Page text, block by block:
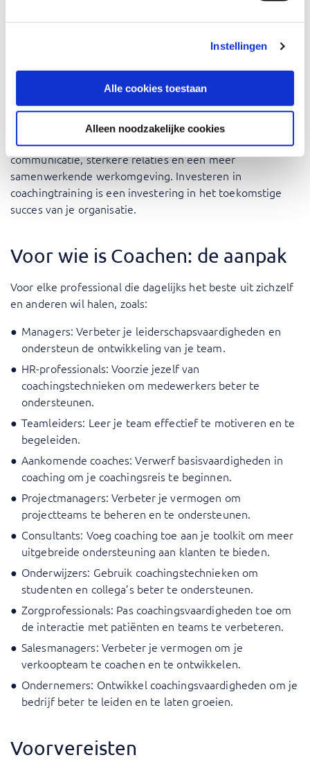
Instellingen
Alle cookies toestaan
Alleen noodzakelijke cookies
coachingsvaardigheden die niet alleen je professionele
ontwikkeling ten goede komen, maar ook bijdragen aan
het opbouwen van een cultuur van continue verbetering
en zelfredzaamheid onder medewerkers. Het stelt hen in
staat om zelfstandig uitdagingen aan te pakken, wat leidt
tot verhoogde productiviteit en werktevredenheid.
Bovendien bevordert effectieve coaching betere
communicatie, sterkere relaties en een meer
samenwerkende werkomgeving. Investeren in
coachingtraining is een investering in het toekomstige
succes van je organisatie.
Voor wie is Coachen: de aanpak
Voor elke professional die dagelijks het beste uit zichzelf
en anderen wil halen, zoals:
Managers: Verbeter je leiderschapsvaardigheden en
ondersteun de ontwikkeling van je team.
HR-professionals: Voorzie jezelf van
coachingstechnieken om medewerkers beter te
ondersteunen.
Teamleiders: Leer je team effectief te motiveren en te
begeleiden.
Aankomende coaches: Verwerf basisvaardigheden in
coaching om je coachingsreis te beginnen.
Projectmanagers: Verbeter je vermogen om
projectteams te beheren en te ondersteunen.
Consultants: Voeg coaching toe aan je toolkit om meer
uitgebreide ondersteuning aan klanten te bieden.
Onderwijzers: Gebruik coachingstechnieken om
studenten en collega’s beter te ondersteunen.
Zorgprofessionals: Pas coachingsvaardigheden toe om
de interactie met patiënten en teams te verbeteren.
Salesmanagers: Verbeter je vermogen om je
verkoopteam te coachen en te ontwikkelen.
Ondernemers: Ontwikkel coachingsvaardigheden om je
bedrijf beter te leiden en te laten groeien.
Voorvereisten